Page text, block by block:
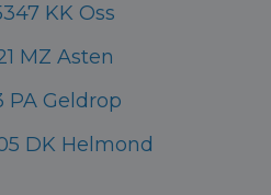
KK Oss
MZ Asten
PA Geldrop
DK Helmond